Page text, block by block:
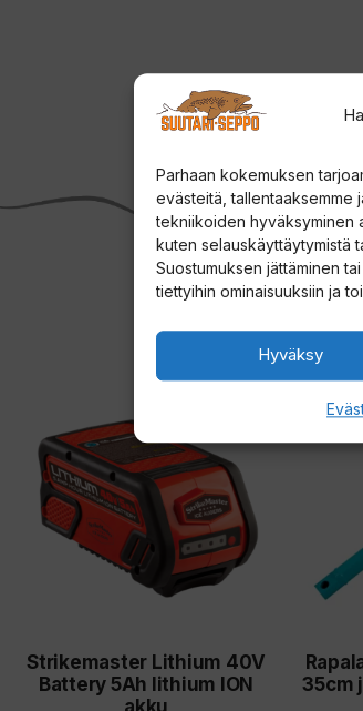
Parhaan kokemuksen
evästeitä, tallentaaksemme
tekniikoiden hyväksyminen
kuten selauskäyttäytymistä
Suostumuksen jättäminen
tiettyihin ominaisuuksiin ja
Hyväksy
Strikemaster Lithium 40V
Battery 5Ah lithium ION
akku
35cm